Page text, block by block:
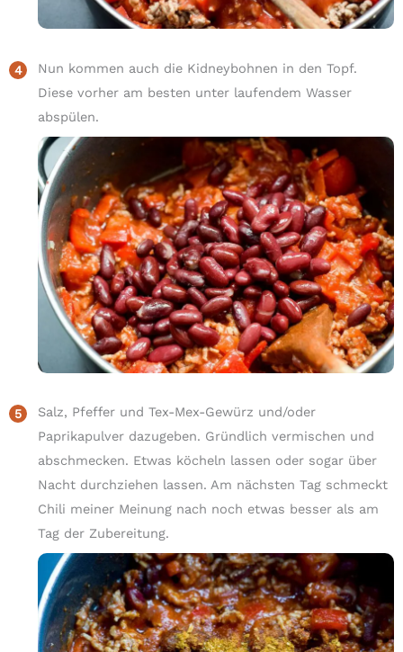
Nun kommen auch die Kidneybohnen in den Topf.
Diese vorher am besten unter laufendem Wasser
abspülen.
Salz, Pfeffer und Tex-Mex-Gewürz und/oder
Paprikapulver dazugeben. Gründlich vermischen und
abschmecken. Etwas köcheln lassen oder sogar über
Nacht durchziehen lassen. Am nächsten Tag schmeckt
Chili meiner Meinung nach noch etwas besser als am
Tag der Zubereitung.